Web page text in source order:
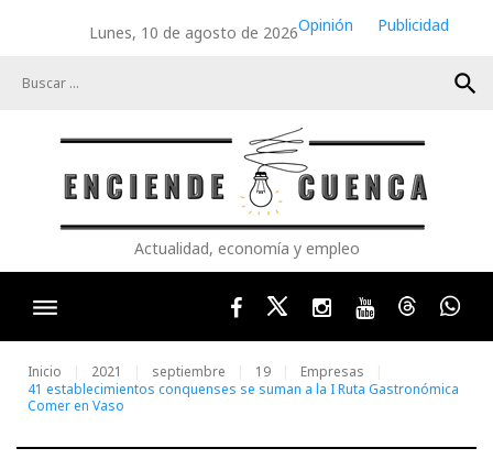
Lunes, 10 de agosto de 2026Opinión
Publicidad
search
Actualidad, economía y empleo
FacebookTwitterInstagram
YoutubeThreads
Inicio 2021 septiembre 19
Empresas
41 establecimientos conquenses se suman a la I Ruta Gastronómica
Comer en Vaso